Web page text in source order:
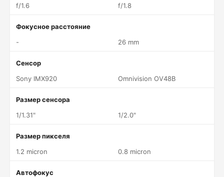
f/1.6
f/1.8
Фокусное расстояние
-
26 mm
Сенсор
Sony IMX920
Omnivision OV48B
Размер сенсора
1/1.31"
1/2.0"
Размер пикселя
1.2 micron
0.8 micron
Автофокус